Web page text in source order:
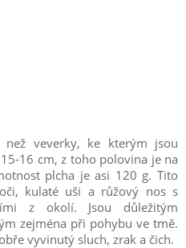
veverky, ke kterým jsou
16 cm, z toho polovina je na
plcha je asi 120 g. Tito
kulaté uši a růžový nos s
z okolí. Jsou důležitým
zejména při pohybu ve tmě.
vyvinutý sluch, zrak a čich.